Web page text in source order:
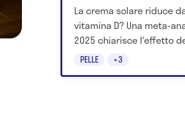
PELLE +3
La crema solare riduce
vitamina D? Una meta-
2025 chiarisce l'effetto
e cosa cambia nella